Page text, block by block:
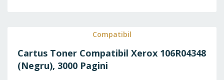
Compatibil
Cartus Toner Compatibil Xerox 106R04348
(Negru), 3000 Pagini